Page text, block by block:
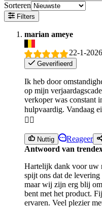
Sorteren
Filters
marian ameye
22-1-2026
Geverifieerd
Ik heb door
op mijn
verkoper was constant
hulpvaardig. Vandaag
👍🏻
Nuttig Reageer
Antwoord van
Hartelijk dank voor uw
spijt ons dat de
maar wij zijn erg blij
bent met het product.
ervaren. Veel plezier